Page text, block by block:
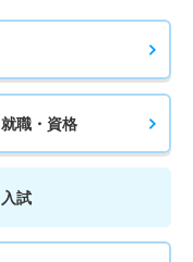
就職・資格
入試